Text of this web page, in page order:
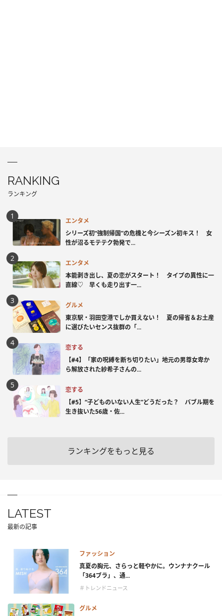
RANKING
ランキング
エンタメ
シリーズ初“強制帰国”の危機と今シーズン初キス！ 女
性が沼るモテテク勃発で...
エンタメ
本能剥き出し、夏の恋がスタート！ タイプの異性に一
直線♡ 早くも走り出す一...
グルメ
東京駅・羽田空港でしか買えない！ 夏の帰省＆お土産
に選びたいセンス抜群の「...
恋する
【#4】「家の呪縛を断ち切りたい」地元の男尊女卑か
ら解放された紗希子さんの...
恋する
【#5】“子どものいない人生”どうだった？ バブル期を
生き抜いた56歳・佐...
ランキングをもっと見る
LATEST
最新の記事
ファッション
真夏の胸元、さらっと軽やかに。ウンナナクール
「364ブラ」、通...
＃トレンドニュース
グルメ